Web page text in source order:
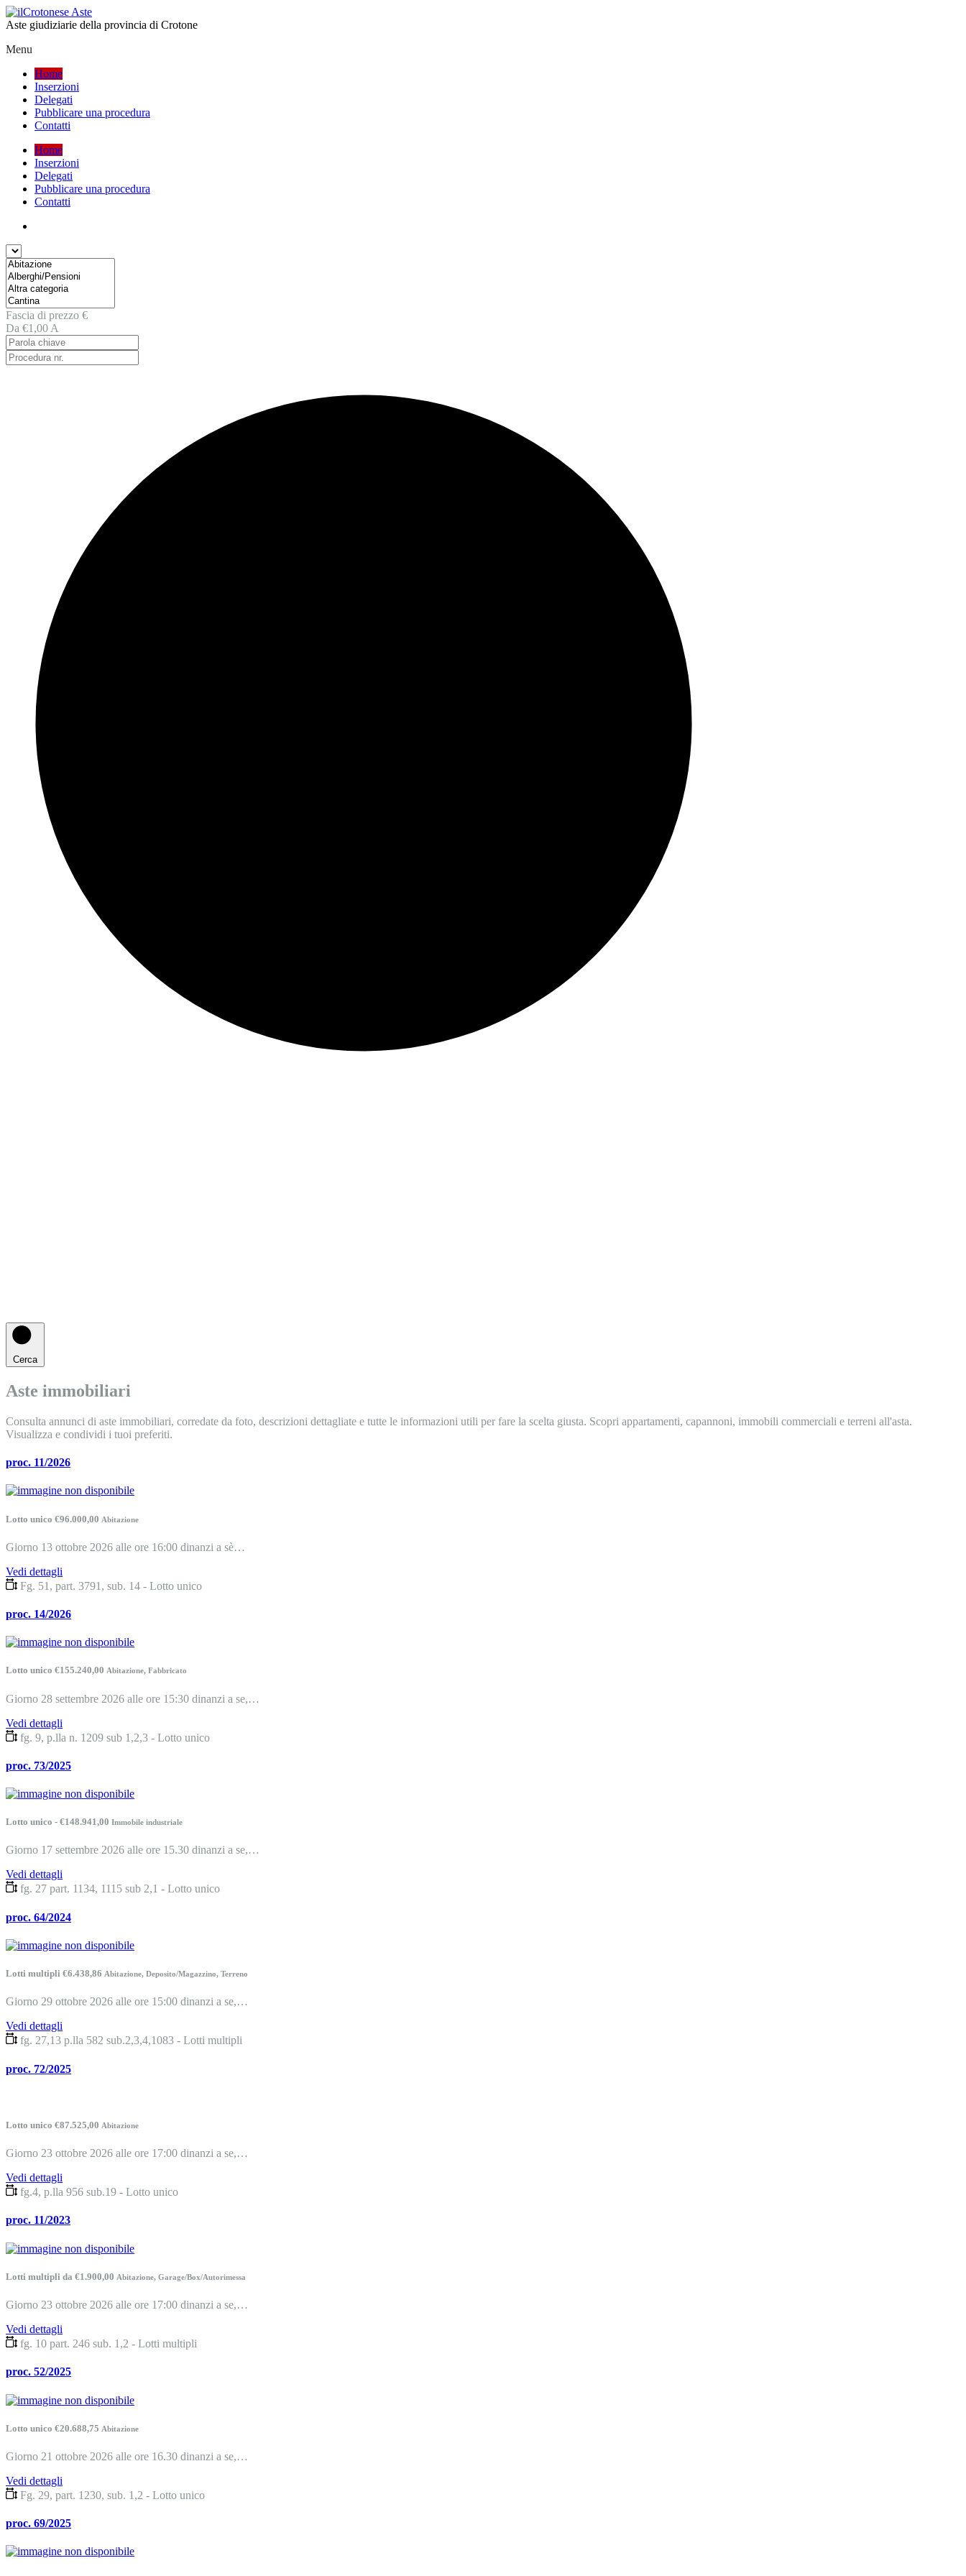
Aste giudiziarie della provincia di Crotone
Menu
Home
Inserzioni
Delegati
Pubblicare una procedura
Contatti
Home
Inserzioni
Delegati
Pubblicare una procedura
Contatti
Fascia di prezzo €
Da €1,00 A
Cerca
Aste immobiliari
Consulta annunci di aste immobiliari, corredate da foto, descrizioni dettagliate e tutte le informazioni utili per fare la scelta giusta. Scopri appartamenti, capannoni, immobili commerciali e terreni all'asta.
Visualizza e condividi i tuoi preferiti.
proc. 11/2026
Lotto unico €96.000,00 Abitazione
Giorno 13 ottobre 2026 alle ore 16:00 dinanzi a sè…
Vedi dettagli
Fg. 51, part. 3791, sub. 14 - Lotto unico
proc. 14/2026
Lotto unico €155.240,00 Abitazione, Fabbricato
Giorno 28 settembre 2026 alle ore 15:30 dinanzi a se,…
Vedi dettagli
fg. 9, p.lla n. 1209 sub 1,2,3 - Lotto unico
proc. 73/2025
Lotto unico - €148.941,00 Immobile industriale
Giorno 17 settembre 2026 alle ore 15.30 dinanzi a se,…
Vedi dettagli
fg. 27 part. 1134, 1115 sub 2,1 - Lotto unico
proc. 64/2024
Lotti multipli €6.438,86 Abitazione, Deposito/Magazzino, Terreno
Giorno 29 ottobre 2026 alle ore 15:00 dinanzi a se,…
Vedi dettagli
fg. 27,13 p.lla 582 sub.2,3,4,1083 - Lotti multipli
proc. 72/2025
Lotto unico €87.525,00 Abitazione
Giorno 23 ottobre 2026 alle ore 17:00 dinanzi a se,…
Vedi dettagli
fg.4, p.lla 956 sub.19 - Lotto unico
proc. 11/2023
Lotti multipli da €1.900,00 Abitazione, Garage/Box/Autorimessa
Giorno 23 ottobre 2026 alle ore 17:00 dinanzi a se,…
Vedi dettagli
fg. 10 part. 246 sub. 1,2 - Lotti multipli
proc. 52/2025
Lotto unico €20.688,75 Abitazione
Giorno 21 ottobre 2026 alle ore 16.30 dinanzi a se,…
Vedi dettagli
Fg. 29, part. 1230, sub. 1,2 - Lotto unico
proc. 69/2025